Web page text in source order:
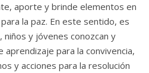
aporte y brinde elementos en
la paz. En este sentido, es
niños y jóvenes conozcan y
aprendizaje para la convivencia,
y acciones para la resolución